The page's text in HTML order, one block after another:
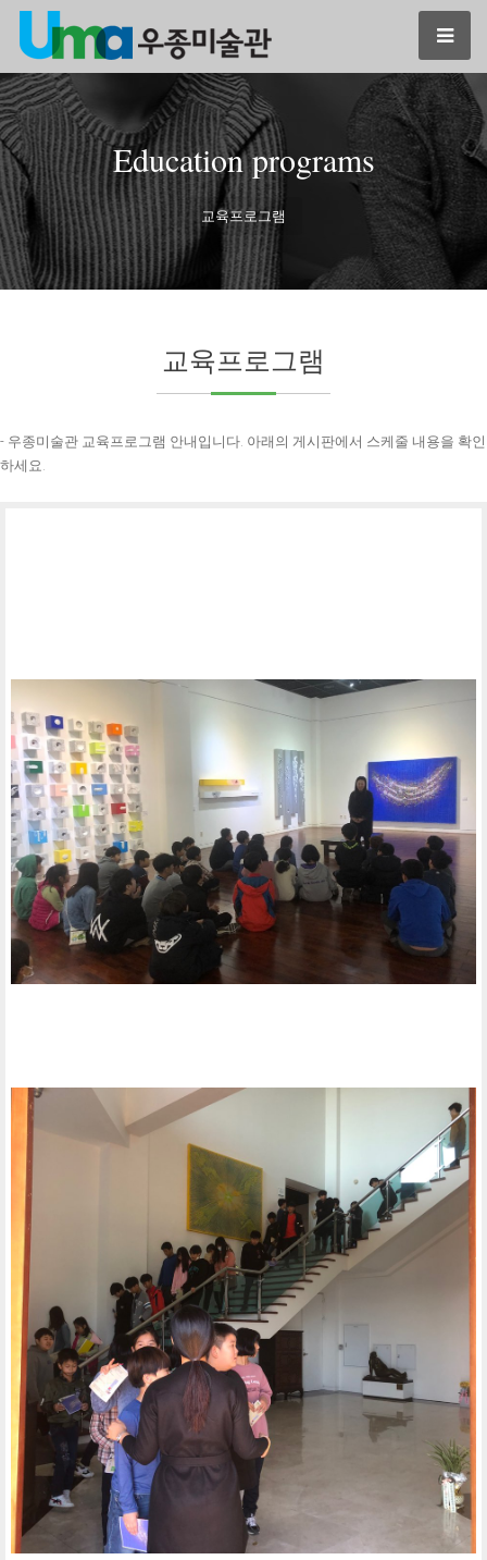
Education programs
교육프로그램
교육프로그램
- 우종미술관 교육프로그램 안내입니다. 아래의 게시판에서 스케줄 내용을 확인
하세요.